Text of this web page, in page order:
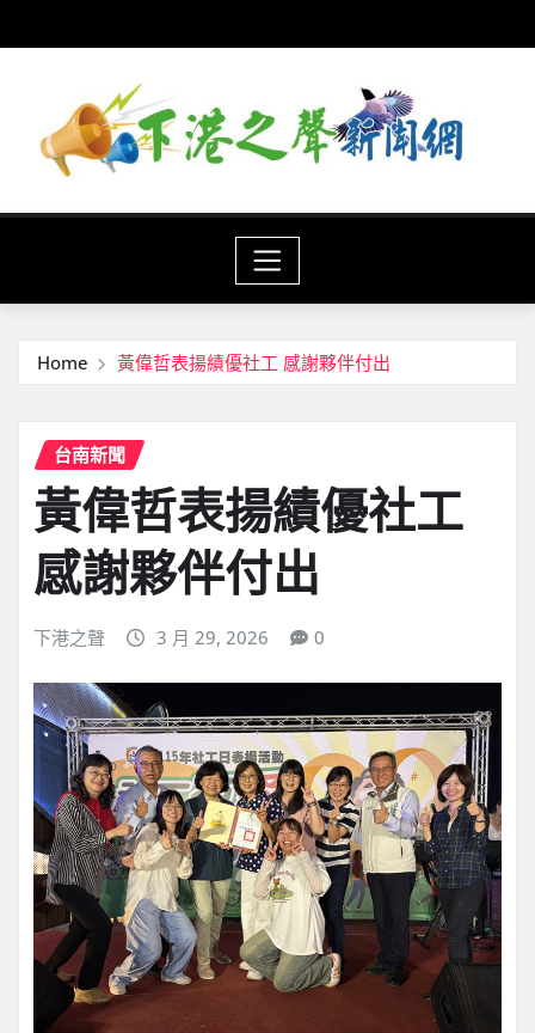
to
Home 黃偉哲表揚績優社工 感謝夥伴付出
台南新聞
黃偉哲表揚績優社工
感謝夥伴付出
下港之聲 3 月 29, 2026 0